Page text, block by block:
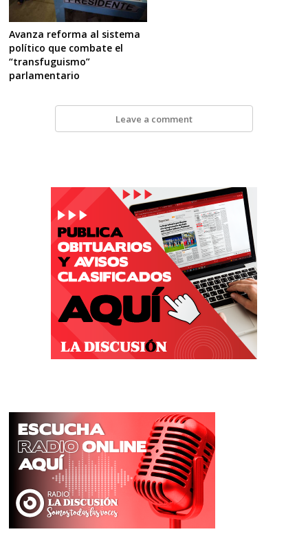
Avanza reforma al sistema
político que combate el
“transfuguismo”
parlamentario
Leave a comment